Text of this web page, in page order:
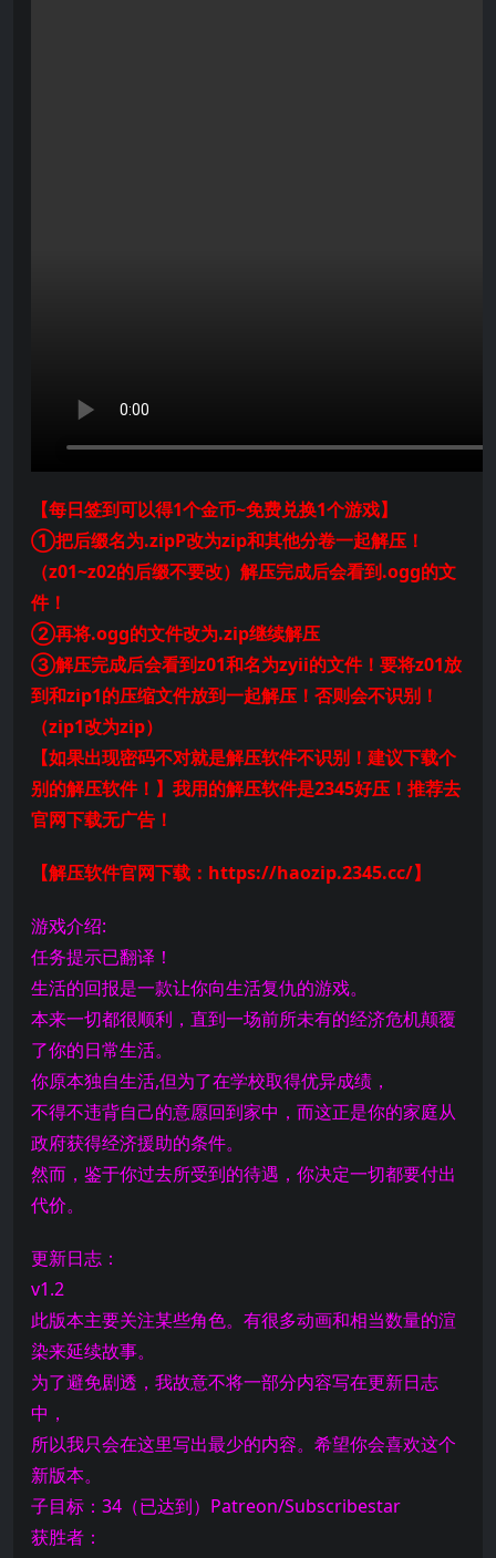
【每日签到可以得1个金币~免费兑换1个游戏】
①把后缀名为.zipP改为zip和其他分卷一起解压！
（z01~z02的后缀不要改）解压完成后会看到.ogg的文
件！
②再将.ogg的文件改为.zip继续解压
③解压完成后会看到z01和名为zyii的文件！要将z01放
到和zip1的压缩文件放到一起解压！否则会不识别！
（zip1改为zip）
【如果出现密码不对就是解压软件不识别！建议下载个
别的解压软件！】我用的解压软件是2345好压！推荐去
官网下载无广告！
【解压软件官网下载：https://haozip.2345.cc/】
游戏介绍:
任务提示已翻译！
生活的回报是一款让你向生活复仇的游戏。
本来一切都很顺利，直到一场前所未有的经济危机颠覆
了你的日常生活。
你原本独自生活,但为了在学校取得优异成绩，
不得不违背自己的意愿回到家中，而这正是你的家庭从
政府获得经济援助的条件。
然而，鉴于你过去所受到的待遇，你决定一切都要付出
代价。
更新日志：
v1.2
此版本主要关注某些角色。有很多动画和相当数量的渲
染来延续故事。
为了避免剧透，我故意不将一部分内容写在更新日志
中，
所以我只会在这里写出最少的内容。希望你会喜欢这个
新版本。
子目标：34（已达到）Patreon/Subscribestar
获胜者：